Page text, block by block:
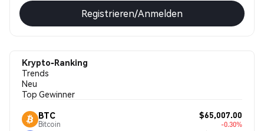
Registrieren/Anmelden
Krypto-Ranking
Trends
Neu
Top Gewinner
BTC
Bitcoin
$65,007.00
-0.30%